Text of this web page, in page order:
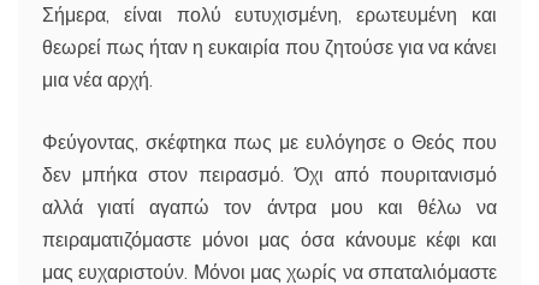
Σήμερα, είναι πολύ ευτυχισμένη, ερωτευμένη και
θεωρεί πως ήταν η ευκαιρία που ζητούσε για να κάνει
μια νέα αρχή.
Φεύγοντας, σκέφτηκα πως με ευλόγησε ο Θεός που
δεν μπήκα στον πειρασμό. Όχι από πουριτανισμό
αλλά γιατί αγαπώ τον άντρα μου και θέλω να
πειραματιζόμαστε μόνοι μας όσα κάνουμε κέφι και
μας ευχαριστούν. Μόνοι μας χωρίς να σπαταλιόμαστε